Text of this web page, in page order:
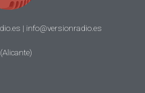
| info@versionradio.es